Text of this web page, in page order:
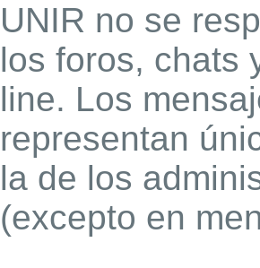
UNIR no se
los foros, chats
line. Los
representan
la de los
(excepto en